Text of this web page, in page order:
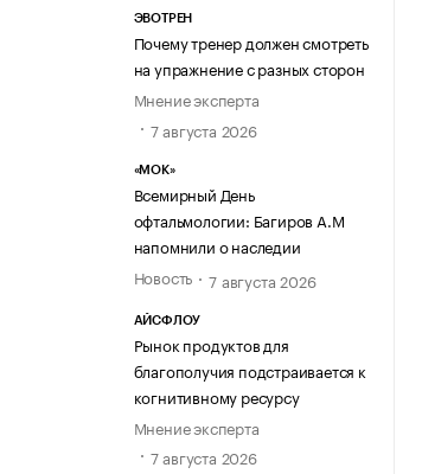
ЭВОТРЕН
Почему тренер должен смотреть
на упражнение с разных сторон
Мнение эксперта
7 августа 2026
«МОК»
Всемирный День
офтальмологии: Багиров А.М
напомнили о наследии
Новость
7 августа 2026
АЙСФЛОУ
Рынок продуктов для
благополучия подстраивается к
когнитивному ресурсу
Мнение эксперта
7 августа 2026